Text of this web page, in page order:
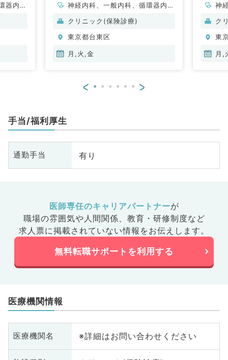
器内
神経内科、一般内科、循環器内
科、呼吸器内科、消化器内科、内
内科、血液内科、膠原病科
クリニック(保険診療)
東京都台東区
月,火,金
神
科
内
ク
東
月,
< >
手当/福利厚生
通勤手当 有り
医師専任のキャリアパートナーが
職場の雰囲気や人間関係、 教育・研修制度など
求人票に掲載されていない情報をお伝えします。
無料転職サポートを利用する
医療機関情報
医療機関名 ※詳細はお問い合わせください